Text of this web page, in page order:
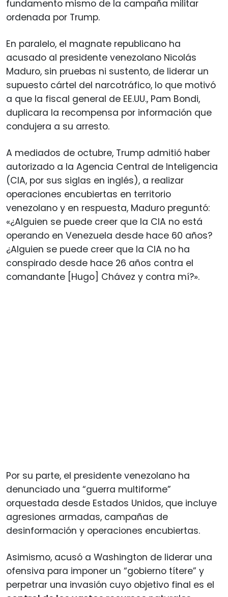
fundamento mismo de la campaña militar
ordenada por Trump.
En paralelo, el magnate republicano ha
acusado al presidente venezolano Nicolás
Maduro, sin pruebas ni sustento, de liderar un
supuesto cártel del narcotráfico, lo que motivó
a que la fiscal general de EE.UU., Pam Bondi,
duplicara la recompensa por información que
condujera a su arresto.
A mediados de octubre, Trump admitió haber
autorizado a la Agencia Central de Inteligencia
(CIA, por sus siglas en inglés), a realizar
operaciones encubiertas en territorio
venezolano y en respuesta, Maduro preguntó:
«¿Alguien se puede creer que la CIA no está
operando en Venezuela desde hace 60 años?
¿Alguien se puede creer que la CIA no ha
conspirado desde hace 26 años contra el
comandante [Hugo] Chávez y contra mí?».
Por su parte, el presidente venezolano ha
denunciado una “guerra multiforme”
orquestada desde Estados Unidos, que incluye
agresiones armadas, campañas de
desinformación y operaciones encubiertas.
Asimismo, acusó a Washington de liderar una
ofensiva para imponer un “gobierno títere” y
perpetrar una invasión cuyo objetivo final es el